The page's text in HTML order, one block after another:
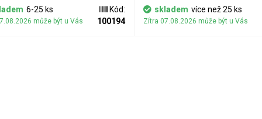
všech viskózních látek,
svém stole čas od času použijete.
6-25 ks
může být u Vás
Kód:
100194
rychlejší a efektivnější vytvrzení
materiálu. U materiálu vyžadující
desetiminutový osvit UV zářivkou je
skladem více než 25 ks
Zítra 07.08.2026 může být u Vás